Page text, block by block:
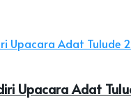
Upacara Adat